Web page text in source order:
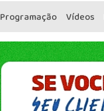
Programação Vídeos